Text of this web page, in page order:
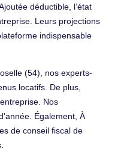
déductible, l’état
Leurs projections
indispensable
(54), nos experts-
locatifs. De plus,
Nos
Également, À
de conseil fiscal de